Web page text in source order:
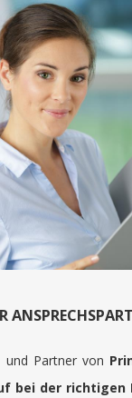
und Partner von
bei der richtigen